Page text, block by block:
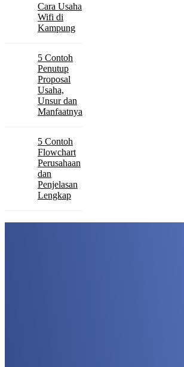
Cara Usaha
Wifi di
Kampung
5 Contoh
Penutup
Proposal
Usaha,
Unsur dan
Manfaatnya
5 Contoh
Flowchart
Perusahaan
dan
Penjelasan
Lengkap